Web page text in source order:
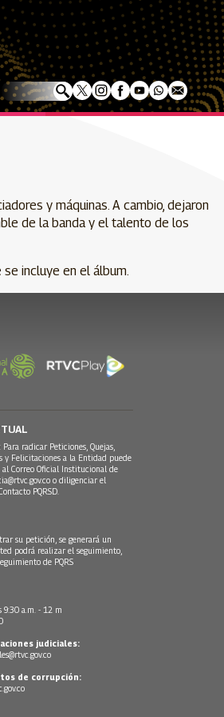
y máquinas. A cambio, dejaron
de la banda y el talento de los
se incluye en el álbum.
radicar Peticiones, Quejas,
y Felicitaciones a la Entidad puede
Correo Oficial Institucional de
o diligenciar el
PQRSD.
su petición, se generará un
podrá realizar el seguimiento,
de PQRS
9:30 a.m. - 12 m
judiciales:
de corrupción: